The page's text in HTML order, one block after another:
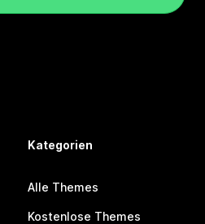
Kategorien
Alle Themes
Kostenlose Themes